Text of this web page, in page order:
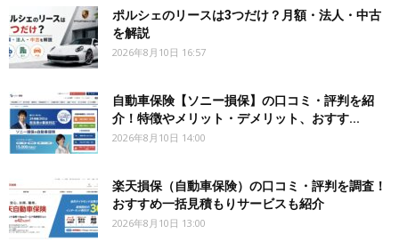
ポルシェのリースは3つだけ？月額・法人・中古
を解説
2026年8月10日 16:57
自動車保険【ソニー損保】の口コミ・評判を紹
介！特徴やメリット・デメリット、おすす...
2026年8月10日 14:00
楽天損保（自動車保険）の口コミ・評判を調査！
おすすめ一括見積もりサービスも紹介
2026年8月10日 13:00